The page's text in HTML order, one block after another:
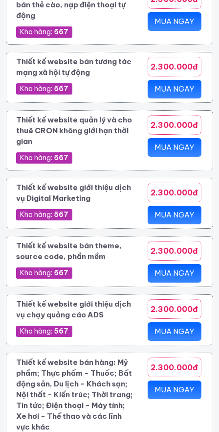
bán thẻ cào, nạp điện thoại tự
động
Kho hàng: 567
MUA NGAY
Thiết kế website bán tương tác
mạng xã hội tự động
Kho hàng: 567
2.300.000đ
MUA NGAY
Thiết kế website quản lý và cho
thuê CRON không giới hạn thời
gian
Kho hàng: 567
2.300.000đ
MUA NGAY
Thiết kế website giới thiệu dịch
vụ Digital Marketing
Kho hàng: 567
2.300.000đ
MUA NGAY
Thiết kế website bán theme,
source code, phần mềm
Kho hàng: 567
2.300.000đ
MUA NGAY
Thiết kế website giới thiệu dịch
vụ chạy quảng cáo ADS
Kho hàng: 567
2.300.000đ
MUA NGAY
Thiết kế website bán hàng: Mỹ
phẩm; Thực phẩm - Thuốc; Bất
động sản, Du lịch - Khách sạn;
Nội thất - Kiến trúc; Thời trang;
Tin tức; Điện thoại - Máy tính;
Xe hơi - Thể thao và các lĩnh
vực khác
2.300.000đ
MUA NGAY